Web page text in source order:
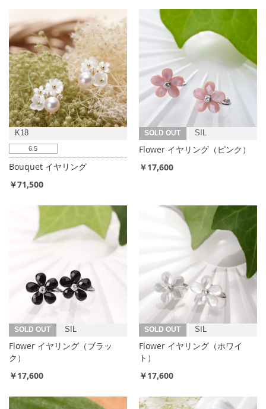
K18
6.5
Bouquet イヤリング
￥71,500
SOLD OUT SIL
Flower イヤリング（ピンク）
￥17,600
SOLD OUT SIL
Flower イヤリング（ブラッ
ク）
￥17,600
SOLD OUT SIL
Flower イヤリング（ホワイ
ト）
￥17,600